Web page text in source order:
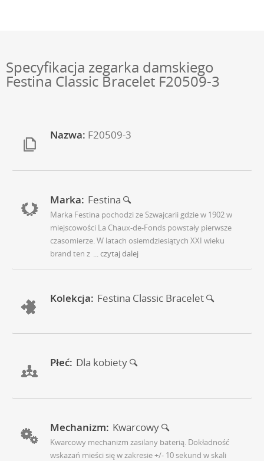
Specyfikacja zegarka damskiego
Festina Classic Bracelet F20509-3
Nazwa: F20509-3
Marka: Festina
Marka Festina pochodzi ze Szwajcarii gdzie w 1902 w
miejscowości La Chaux-de-Fonds powstały pierwsze
czasomierze. W latach osiemdziesiątych XXI wieku
brand ten z
... czytaj dalej
Kolekcja: Festina Classic Bracelet
Płeć: Dla kobiety
Mechanizm: Kwarcowy
Kwarcowy mechanizm zasilany baterią. Dokładność
wskazań mieści się w zakresie +/- 10 sekund w skali